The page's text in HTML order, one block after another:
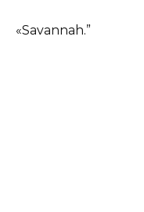
«Savannah.”